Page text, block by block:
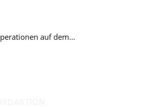
auf dem...